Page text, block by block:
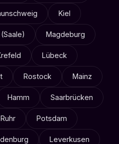
Kiel
Magdeburg
Lübeck
Rostock Mainz
Hamm Saarbrücken
Potsdam
Leverkusen